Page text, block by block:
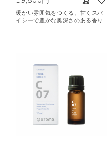
暖かい雰囲気をつくる、甘くスパ
イシーで豊かな奥深さのある香り